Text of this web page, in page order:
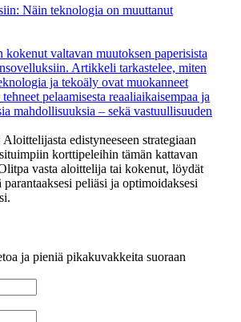
Näin teknologia on muuttanut
valtavan muutoksen paperisista
Artikkeli tarkastelee, miten
ja tekoäly ovat muokanneet
pelaamisesta reaaliaikaisempaa ja
mahdollisuuksia – sekä vastuullisuuden
edistyneeseen strategiaan
korttipeleihin tämän kattavan
vasta aloittelija tai kokenut, löydät
peliäsi ja optimoidaksesi
ja pieniä pikakuvakkeita suoraan